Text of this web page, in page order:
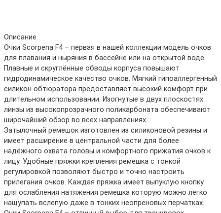
Описание
Очки Scorpena F4 – первая в нашей коллекции модель очков
для плавания и ныряния в бассейне или на открытой воде.
Плавные и скруглённые обводы корпуса повышают
гидродинамическое качество очков. Мягкий гипоаллергенный
силикон обтюратора предоставляет высокий комфорт при
длительном использовании. Изогнутые в двух плоскостях
линзы из высокопрозрачного поликарбоната обеспечивают
широчайший обзор во всех направлениях.
Затылочный ремешок изготовлен из силиконовой резины и
имеет расширение в центральной части для более
надёжного охвата головы и комфортного прижатия очков к
лицу. Удобные пряжки крепления ремешка с тонкой
регулировкой позволяют быстро и точно настроить
прилегания очков. Каждая пряжка имеет выпуклую кнопку
для ослабления натяжения ремешка которую можно легко
нащупать вслепую даже в тонких неопреновых перчатках.